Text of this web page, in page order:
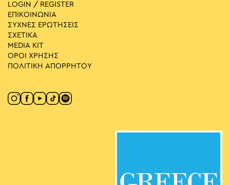
LOGIN / REGISTER
ΕΠΙΚΟΙΝΩΝΙΑ
ΣΥΧΝΕΣ ΕΡΩΤΗΣΕΙΣ
ΣΧΕΤΙΚΑ
MEDIA ΚIT
ΟΡΟΙ ΧΡΗΣΗΣ
ΠΟΛΙΤΙΚΗ ΑΠΟΡΡΗΤΟΥ